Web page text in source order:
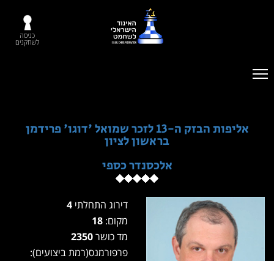
כניסה
לשחקנים
אליפות הבזק ה-13 לזכר שמואל 'דוגו' פרידמן
בראשון לציון
אלכסנדר כספי
דירוג התחלתי
מקום:
מד כושר
פרפורמנס(רמת ביצועים):